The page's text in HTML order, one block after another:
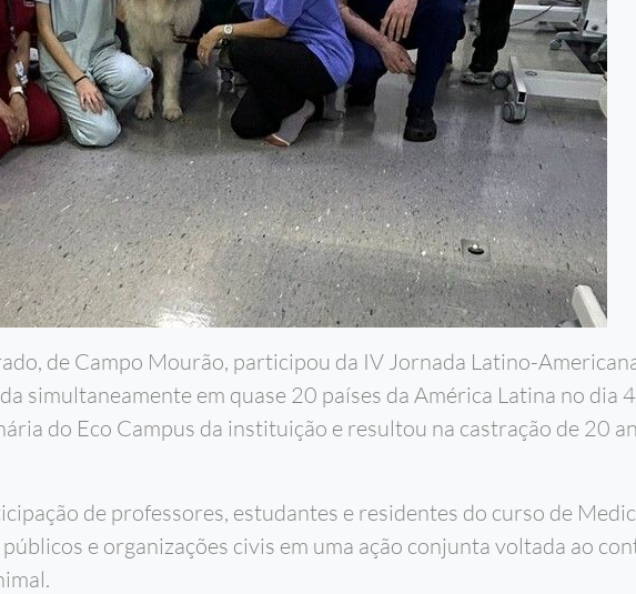
de Campo Mourão, participou da IV Jornada Latino-
simultaneamente em quase 20 países da América Latina no dia
do Eco Campus da instituição e resultou na castração de 20
de professores, estudantes e residentes do curso de
e organizações civis em uma ação conjunta voltada ao